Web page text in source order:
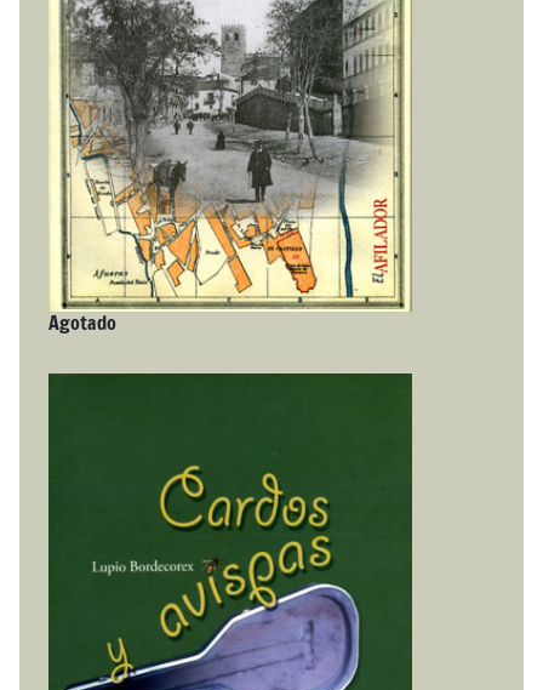
Agotado